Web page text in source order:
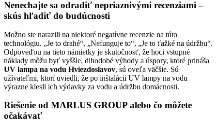
Nenechajte sa odradiť nepriaznivými recenziami –
skús hľadiť do budúcnosti
Možno ste narazili na niektoré negatívne recenzie na túto
technológiu. „Je to drahé“, „Nefunguje to“, „Je to ťažké na údržbu“.
Odpoveďou na tieto námietky je skutočnosť, že hoci vstupné
náklady môžu byť vyššie, dlhodobé výhody a úspory, ktoré prináša
UV lampa na vodu Hviezdoslavov, sú oveľa väčšie. Sú
užívateľmi, ktorí uviedli, že po inštalácii UV lampy na vodu
výrazne klesli ich výdavky za vodu a údržbu domácnosti.
Riešenie od MARLUS GROUP alebo čo môžete
očakávať